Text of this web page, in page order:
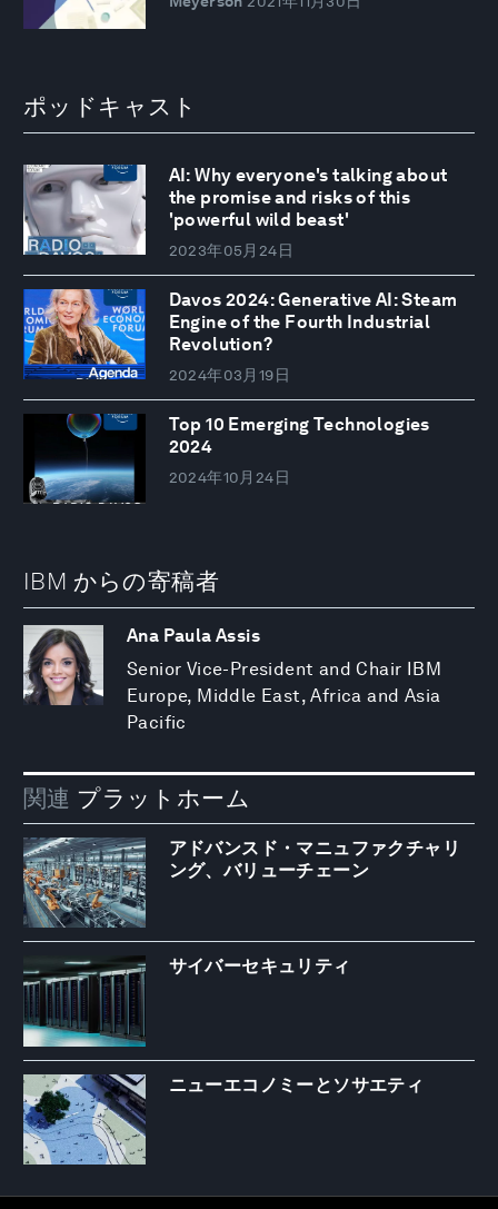
ポッドキャスト
AI: Why everyone's talking about
the promise and risks of this
'powerful wild beast'
2023年05月24日
Davos 2024: Generative AI: Steam
Engine of the Fourth Industrial
Revolution?
2024年03月19日
Top 10 Emerging Technologies
2024
2024年10月24日
IBM からの寄稿者
Ana Paula Assis
Senior Vice-President and Chair IBM
Europe, Middle East, Africa and Asia
Pacific
関連 プラットホーム
アドバンスド・マニュファクチャリ
ング、バリューチェーン
サイバーセキュリティ
ニューエコノミーとソサエティ